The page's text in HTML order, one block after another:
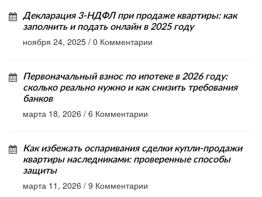
Декларация 3-НДФЛ при продаже квартиры: как
заполнить и подать онлайн в 2025 году
ноября 24, 2025 / 0 Комментарии
Первоначальный взнос по ипотеке в 2026 году:
сколько реально нужно и как снизить требования
банков
марта 18, 2026 / 6 Комментарии
Как избежать оспаривания сделки купли-продажи
квартиры наследниками: проверенные способы
защиты
марта 11, 2026 / 9 Комментарии